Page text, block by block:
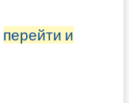
перейти и